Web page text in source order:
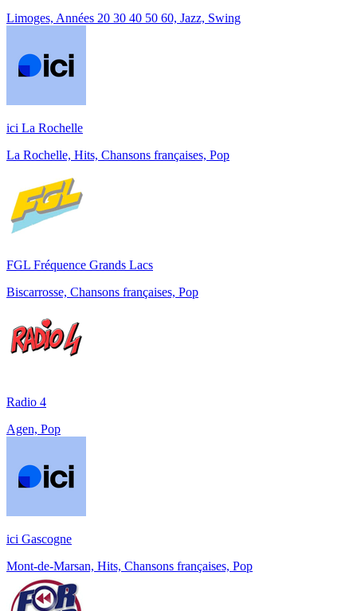
Limoges, Années 20 30 40 50 60, Jazz, Swing
ici La Rochelle
La Rochelle, Hits, Chansons françaises, Pop
FGL Fréquence Grands Lacs
Biscarrosse, Chansons françaises, Pop
Radio 4
Agen, Pop
ici Gascogne
Mont-de-Marsan, Hits, Chansons françaises, Pop